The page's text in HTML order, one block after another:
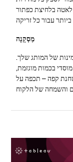
לאטה בלחיצת כפתור
מַסְקָנָה
של המותג שלך.
בכמות מוגזמת,
קפה – תכפה על